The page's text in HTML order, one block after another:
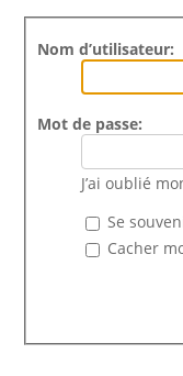
Nom d’utilisateur:
Mot de passe:
J’ai oublié
Se
Cacher